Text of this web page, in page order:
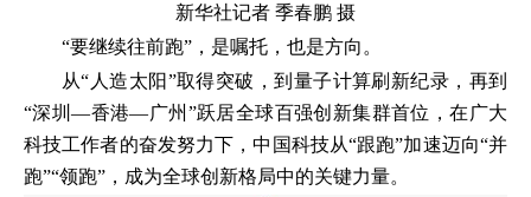
新华社记者 季春鹏 摄
“要继续往前跑”，是嘱托，也是方向。
从“人造太阳”取得突破，到量子计算刷新纪录，再到
“深圳—香港—广州”跃居全球百强创新集群首位，在广大
科技工作者的奋发努力下，中国科技从“跟跑”加速迈向“并
跑”“领跑”，成为全球创新格局中的关键力量。